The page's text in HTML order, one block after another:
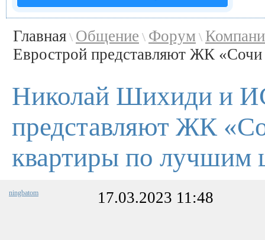
Главная \ Общение \ Форум \
Еврострой представляют ЖК
Николай Шихиди и
представляют ЖК
квартиры по лучшим
ningbatom 17.03.2023 11:48